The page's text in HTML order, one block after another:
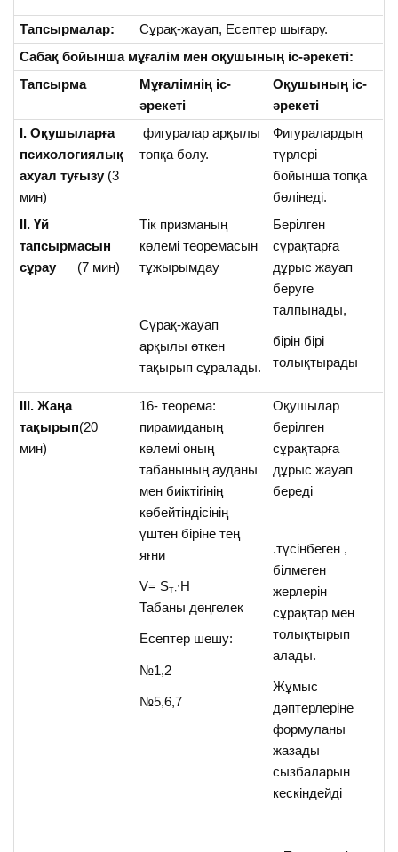
Тапсырмалар:
Сұрақ-жауап, Есептер шығару.
Сабақ бойынша мұғалім мен оқушының іс-әрекеті:
Тапсырма
Мұғалімнің іс-
әрекеті
Оқушының іс-
әрекеті
І. Оқушыларға
психологиялық
ахуал туғызу (3
мин)
фигуралар арқылы
топқа бөлу.
Фигуралардың
түрлері
бойынша топқа
бөлінеді.
ІІ. Үй
тапсырмасын
сұрау (7 мин)
Тік призманың
көлемі теоремасын
тұжырымдау
Сұрақ-жауап
арқылы өткен
тақырып сұралады.
Берілген
сұрақтарға
дұрыс жауап
беруге
талпынады,
бірін бірі
толықтырады
ІІІ. Жаңа
тақырып(20
мин)
16- теорема:
пирамиданың
көлемі оның
табанының ауданы
мен биіктігінің
көбейтіндісінің
үштен біріне тең
яғни
V= Sт∙∙Н
Табаны дөңгелек
Есептер шешу:
№1,2
№5,6,7
Оқушылар
берілген
сұрақтарға
дұрыс жауап
береді
.түсінбеген ,
білмеген
жерлерін
сұрақтар мен
толықтырып
алады.
Жұмыс
дәптерлеріне
формуланы
жазады
сызбаларын
кескіндейді